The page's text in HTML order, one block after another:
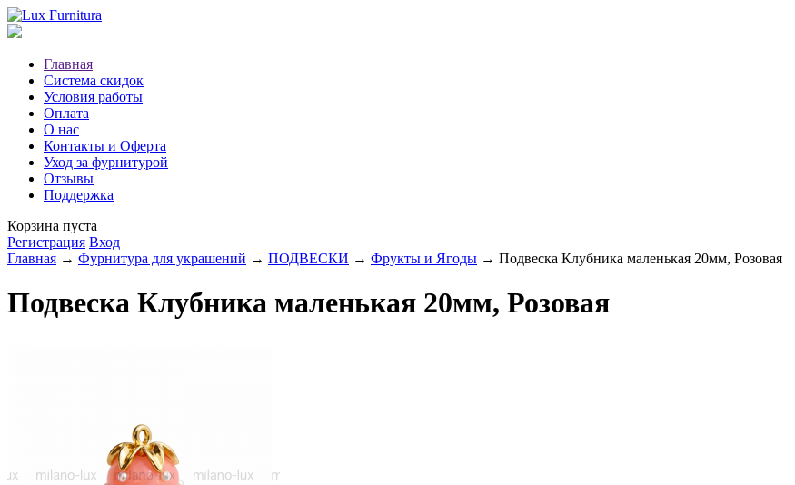
Главная
Система скидок
Условия работы
Оплата
О нас
Контакты и Оферта
Уход за фурнитурой
Отзывы
Поддержка
Корзина пуста
Регистрация Вход
Главная → Фурнитура для украшений → ПОДВЕСКИ → Фрукты и Ягоды → Подвеска Клубника маленькая 20мм, Розовая
Подвеска Клубника маленькая 20мм, Розовая